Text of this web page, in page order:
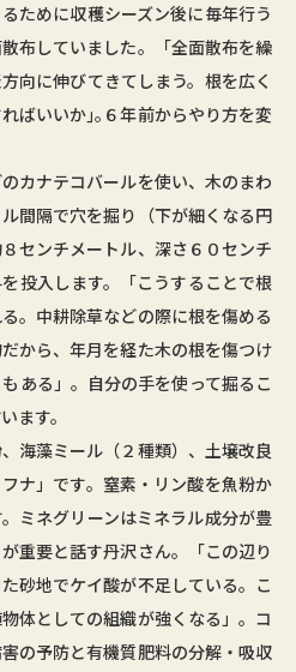
ために収穫シーズン後に毎年行う
布していました。「全面散布を繰
向に伸びてきてしまう。根を広く
ばいいか｣｡６年前からやり方を変
カナテコバールを使い、木のまわ
間隔で穴を掘り（下が細くなる円
センチメートル、深さ６０センチ
投入します。「こうすることで根
。中耕除草などの際に根を傷める
から、年月を経た木の根を傷つけ
ある」。自分の手を使って掘るこ
ます。
海藻ミール（２種類）、土壌改良
ナ」です。窒素・リン酸を魚粉か
ミネグリーンはミネラル成分が豊
重要と話す丹沢さん。「この辺り
砂地でケイ酸が不足している。こ
体としての組織が強くなる」。コ
の予防と有機質肥料の分解・吸収